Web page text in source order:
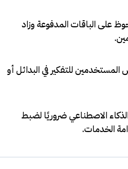
على الباقات المدفوعة وزاد
.
للتفكير في البدائل أو
الاصطناعي ضروريًا لضبط
الخدمات.